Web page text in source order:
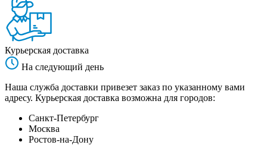
Курьерская доставка
На следующий день
Наша служба доставки привезет заказ по указанному вами
адресу. Курьерская доставка возможна для городов:
Санкт-Петербург
Москва
Ростов-на-Дону